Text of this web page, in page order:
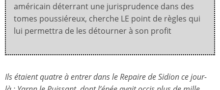
américain déterrant une jurisprudence dans des
tomes poussiéreux, cherche LE point de règles qui
lui permettra de les détourner à son profit
Ils étaient quatre à entrer dans le Repaire de Sidion ce jour-